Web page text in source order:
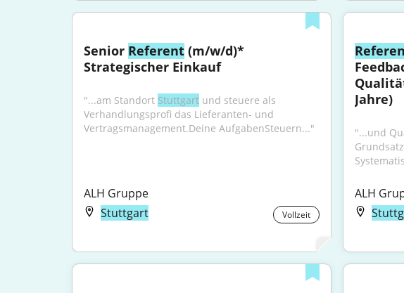
Senior Referent (m/w/d)*
Strategischer Einkauf
"...am Standort Stuttgart und steuere als
Verhandlungsprofi das Lieferanten- und
Vertragsmanagement.Deine AufgabenSteuern..."
ALH Gruppe
Stuttgart
Vollzeit
Jahre)
"...und
ALH